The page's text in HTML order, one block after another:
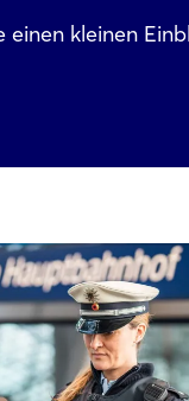
einen kleinen